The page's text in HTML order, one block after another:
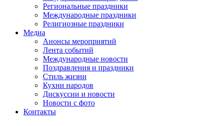
Региональные праздники
Международные праздники
Религиозные праздники
Медиа
Анонсы мероприятий
Лента событий
Международные новости
Поздравления и праздники
Cтиль жизни
Кухни народов
Дискуссии и новости
Новости с фото
Контакты